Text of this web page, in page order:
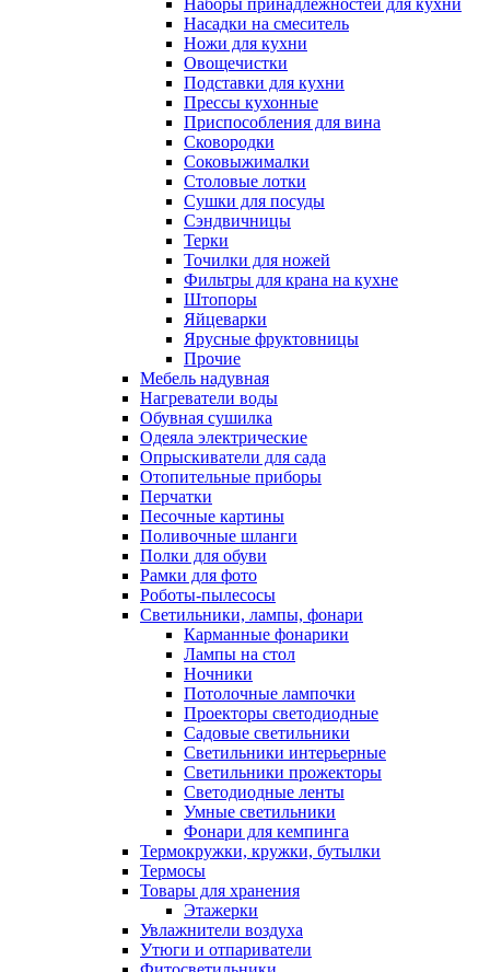
Наборы принадлежностей для кухни
Насадки на смеситель
Ножи для кухни
Овощечистки
Подставки для кухни
Прессы кухонные
Приспособления для вина
Сковородки
Соковыжималки
Столовые лотки
Сушки для посуды
Сэндвичницы
Терки
Точилки для ножей
Фильтры для крана на кухне
Штопоры
Яйцеварки
Ярусные фруктовницы
Прочие
Мебель надувная
Нагреватели воды
Обувная сушилка
Одеяла электрические
Опрыскиватели для сада
Отопительные приборы
Перчатки
Песочные картины
Поливочные шланги
Полки для обуви
Рамки для фото
Роботы-пылесосы
Светильники, лампы, фонари
Карманные фонарики
Лампы на стол
Ночники
Потолочные лампочки
Проекторы светодиодные
Садовые светильники
Светильники интерьерные
Светильники прожекторы
Светодиодные ленты
Умные светильники
Фонари для кемпинга
Термокружки, кружки, бутылки
Термосы
Товары для хранения
Этажерки
Увлажнители воздуха
Утюги и отпариватели